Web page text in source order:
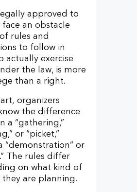
approved to
an obstacle
rules and
to follow in
actually exercise
the law, is more
than a right.
organizers
the difference
a “gathering,”
or “picket,”
“demonstration” or
The rules differ
on what kind of
are planning.